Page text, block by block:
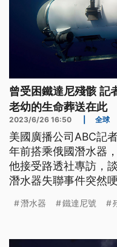
曾受困鐵達尼殘骸 記
老幼的生命葬送在此
2023/6/26 16:50 全球
美國廣播公司ABC記
年前搭乘俄國潛水器
他接受路透社專訪，
潛水器失聯事件突然
潛水器 鐵達尼號